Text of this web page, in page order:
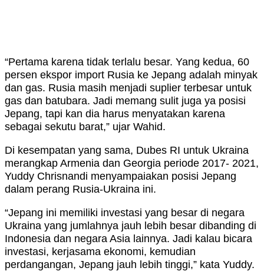
“Pertama karena tidak terlalu besar. Yang kedua, 60
persen ekspor import Rusia ke Jepang adalah minyak
dan gas. Rusia masih menjadi suplier terbesar untuk
gas dan batubara. Jadi memang sulit juga ya posisi
Jepang, tapi kan dia harus menyatakan karena
sebagai sekutu barat,” ujar Wahid.
Di kesempatan yang sama, Dubes RI untuk Ukraina
merangkap Armenia dan Georgia periode 2017- 2021,
Yuddy Chrisnandi menyampaiakan posisi Jepang
dalam perang Rusia-Ukraina ini.
“Jepang ini memiliki investasi yang besar di negara
Ukraina yang jumlahnya jauh lebih besar dibanding di
Indonesia dan negara Asia lainnya. Jadi kalau bicara
investasi, kerjasama ekonomi, kemudian
perdangangan, Jepang jauh lebih tinggi,” kata Yuddy.